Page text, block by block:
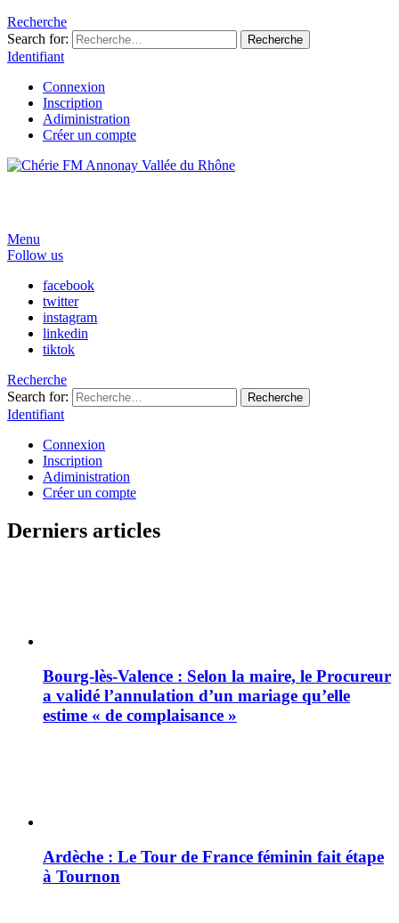
Recherche
Search for:
Recherche
Identifiant
Connexion
Inscription
Adiministration
Créer un compte
Menu
Follow us
facebook
twitter
instagram
linkedin
tiktok
Recherche
Search for:
Recherche
Identifiant
Connexion
Inscription
Adiministration
Créer un compte
Derniers articles
Bourg-lès-Valence : Selon la maire, le Procureur
a validé l’annulation d’un mariage qu’elle
estime « de complaisance »
Ardèche : Le Tour de France féminin fait étape
à Tournon